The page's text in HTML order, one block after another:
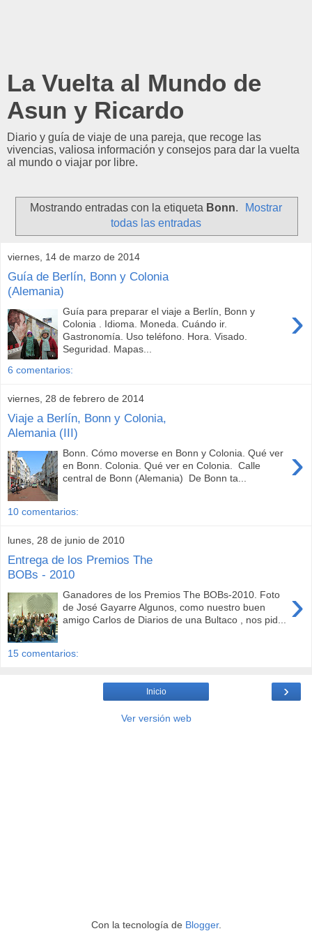
La Vuelta al Mundo de
Asun y Ricardo
Diario y guía de viaje de una pareja, que recoge las
vivencias, valiosa información y consejos para dar la vuelta
al mundo o viajar por libre.
Mostrando entradas con la etiqueta Bonn.
Mostrar
todas las entradas
viernes, 14 de marzo de 2014
Guía de Berlín, Bonn y Colonia
(Alemania)
›
Guía para preparar el viaje a Berlín, Bonn y
Colonia . Idioma. Moneda. Cuándo ir.
Gastronomía. Uso teléfono. Hora. Visado.
Seguridad. Mapas...
6 comentarios:
viernes, 28 de febrero de 2014
Viaje a Berlín, Bonn y Colonia,
Alemania (III)
›
Bonn. Cómo moverse en Bonn y Colonia. Qué ver
en Bonn. Colonia. Qué ver en Colonia. Calle
central de Bonn (Alemania) De Bonn ta...
10 comentarios:
lunes, 28 de junio de 2010
Entrega de los Premios The
BOBs - 2010
›
Ganadores de los Premios The BOBs-2010. Foto
de José Gayarre Algunos, como nuestro buen
amigo Carlos de Diarios de una Bultaco , nos pid...
15 comentarios:
›
Inicio
Ver versión web
Con la tecnología de Blogger.